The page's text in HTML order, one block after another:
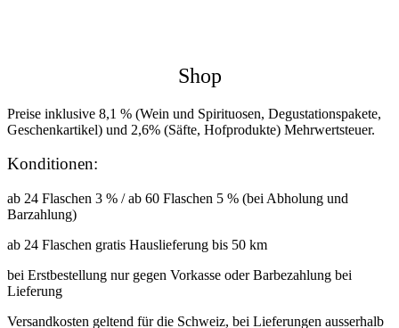
Shop
Preise inklusive 8,1 % (Wein und Spirituosen, Degustationspakete,
Geschenkartikel) und 2,6% (Säfte, Hofprodukte) Mehrwertsteuer.
Konditionen:
ab 24 Flaschen 3 % / ab 60 Flaschen 5 % (bei Abholung und
Barzahlung)
ab 24 Flaschen gratis Hauslieferung bis 50 km
bei Erstbestellung nur gegen Vorkasse oder Barbezahlung bei
Lieferung
Versandkosten geltend für die Schweiz, bei Lieferungen ausserhalb